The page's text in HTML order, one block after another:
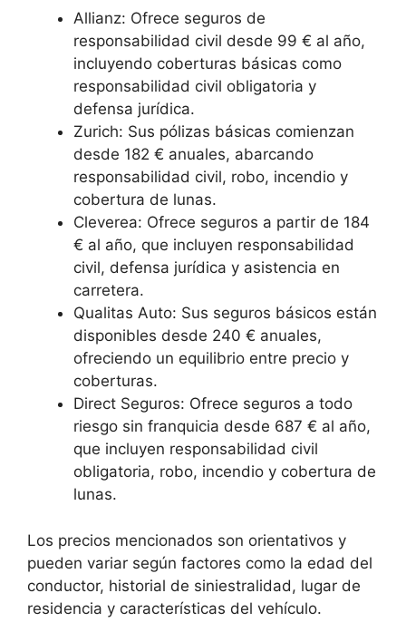
Allianz: Ofrece seguros de
responsabilidad civil desde 99 € al año,
incluyendo coberturas básicas como
responsabilidad civil obligatoria y
defensa jurídica.
Zurich: Sus pólizas básicas comienzan
desde 182 € anuales, abarcando
responsabilidad civil, robo, incendio y
cobertura de lunas.
Cleverea: Ofrece seguros a partir de 184
€ al año, que incluyen responsabilidad
civil, defensa jurídica y asistencia en
carretera.
Qualitas Auto: Sus seguros básicos están
disponibles desde 240 € anuales,
ofreciendo un equilibrio entre precio y
coberturas.
Direct Seguros: Ofrece seguros a todo
riesgo sin franquicia desde 687 € al año,
que incluyen responsabilidad civil
obligatoria, robo, incendio y cobertura de
lunas.
Los precios mencionados son orientativos y
pueden variar según factores como la edad del
conductor, historial de siniestralidad, lugar de
residencia y características del vehículo.